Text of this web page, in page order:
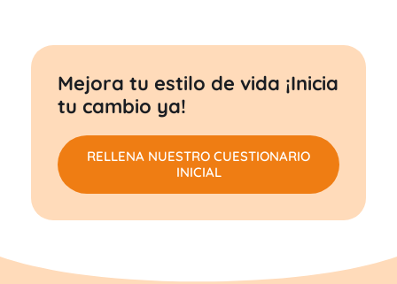
Mejora tu estilo de vida ¡Inicia
tu cambio ya!
RELLENA NUESTRO CUESTIONARIO
INICIAL